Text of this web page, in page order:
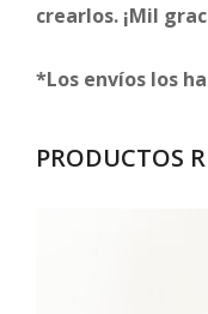
crearlos. ¡Mil
*Los envíos los
PRODUCTOS